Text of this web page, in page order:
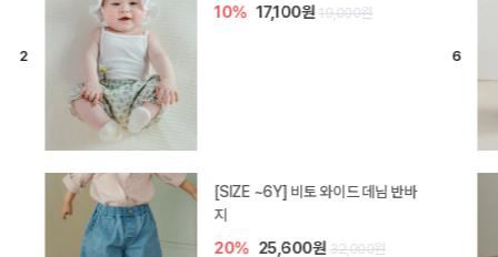
10% 17,100원 19,000원
[SIZE ~6Y] 라핀 카프리 팬츠
30%